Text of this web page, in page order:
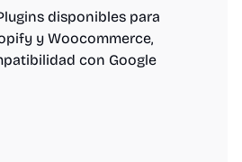
disponibles para
y Woocommerce,
con Google